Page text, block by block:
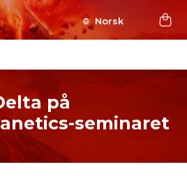
Norsk
på
seminaret